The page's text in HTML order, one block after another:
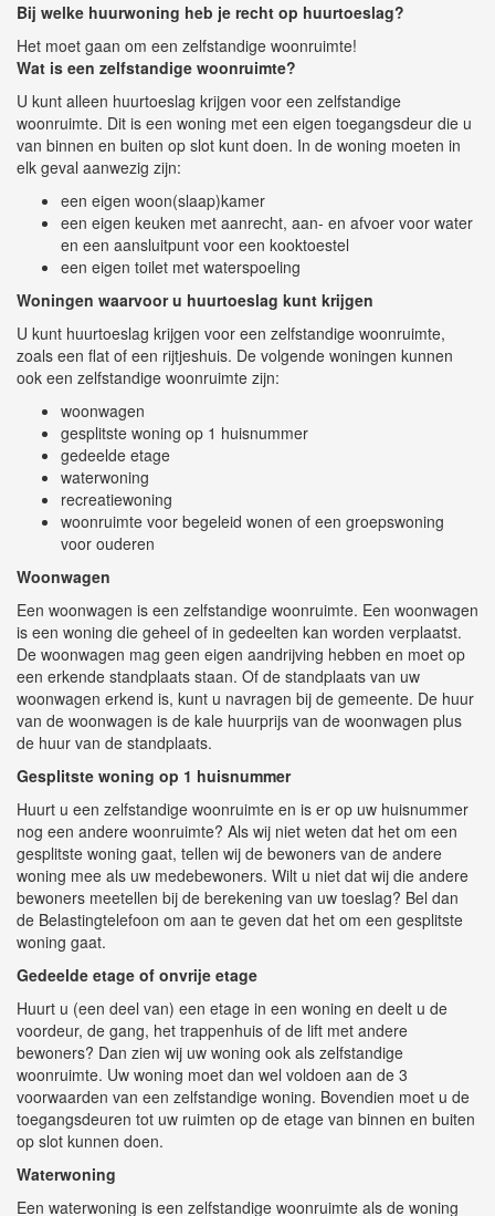
Bij welke huurwoning heb je recht op huurtoeslag?
Het moet gaan om een zelfstandige woonruimte!
Wat is een zelfstandige woonruimte?
U kunt alleen huurtoeslag krijgen voor een zelfstandige
woonruimte. Dit is een woning met een eigen toegangsdeur die u
van binnen en buiten op slot kunt doen. In de woning moeten in
elk geval aanwezig zijn:
een eigen woon(slaap)kamer
een eigen keuken met aanrecht, aan- en afvoer voor water
en een aansluitpunt voor een kooktoestel
een eigen toilet met waterspoeling
Woningen waarvoor u huurtoeslag kunt krijgen
U kunt huurtoeslag krijgen voor een zelfstandige woonruimte,
zoals een flat of een rijtjeshuis. De volgende woningen kunnen
ook een zelfstandige woonruimte zijn:
woonwagen
gesplitste woning op 1 huisnummer
gedeelde etage
waterwoning
recreatiewoning
woonruimte voor begeleid wonen of een groepswoning
voor ouderen
Woonwagen
Een woonwagen is een zelfstandige woonruimte. Een woonwagen
is een woning die geheel of in gedeelten kan worden verplaatst.
De woonwagen mag geen eigen aandrijving hebben en moet op
een erkende standplaats staan. Of de standplaats van uw
woonwagen erkend is, kunt u navragen bij de gemeente. De huur
van de woonwagen is de kale huurprijs van de woonwagen plus
de huur van de standplaats.
Gesplitste woning op 1 huisnummer
Huurt u een zelfstandige woonruimte en is er op uw huisnummer
nog een andere woonruimte? Als wij niet weten dat het om een
gesplitste woning gaat, tellen wij de bewoners van de andere
woning mee als uw medebewoners. Wilt u niet dat wij die andere
bewoners meetellen bij de berekening van uw toeslag? Bel dan
de Belastingtelefoon om aan te geven dat het om een gesplitste
woning gaat.
Gedeelde etage of onvrije etage
Huurt u (een deel van) een etage in een woning en deelt u de
voordeur, de gang, het trappenhuis of de lift met andere
bewoners? Dan zien wij uw woning ook als zelfstandige
woonruimte. Uw woning moet dan wel voldoen aan de 3
voorwaarden van een zelfstandige woning. Bovendien moet u de
toegangsdeuren tot uw ruimten op de etage van binnen en buiten
op slot kunnen doen.
Waterwoning
Een waterwoning is een zelfstandige woonruimte als de woning